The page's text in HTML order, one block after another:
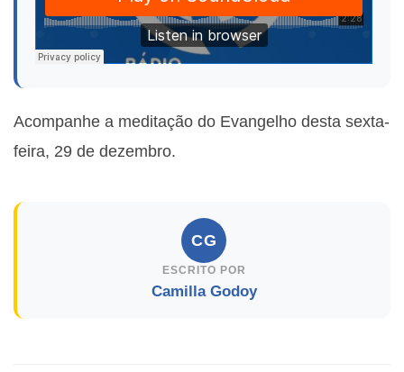
Acompanhe a meditação do Evangelho desta sexta-
feira, 29 de dezembro.
CG
ESCRITO POR
Camilla Godoy